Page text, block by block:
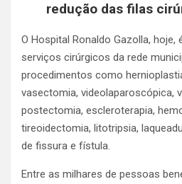
redução das filas
O Hospital Ronaldo Gazolla,
serviços cirúrgicos da rede
procedimentos como
vasectomia, videolaparoscópica,
postectomia, escleroterapia,
tireoidectomia, litotripsia,
de fissura e fístula.
Entre as milhares de pessoas